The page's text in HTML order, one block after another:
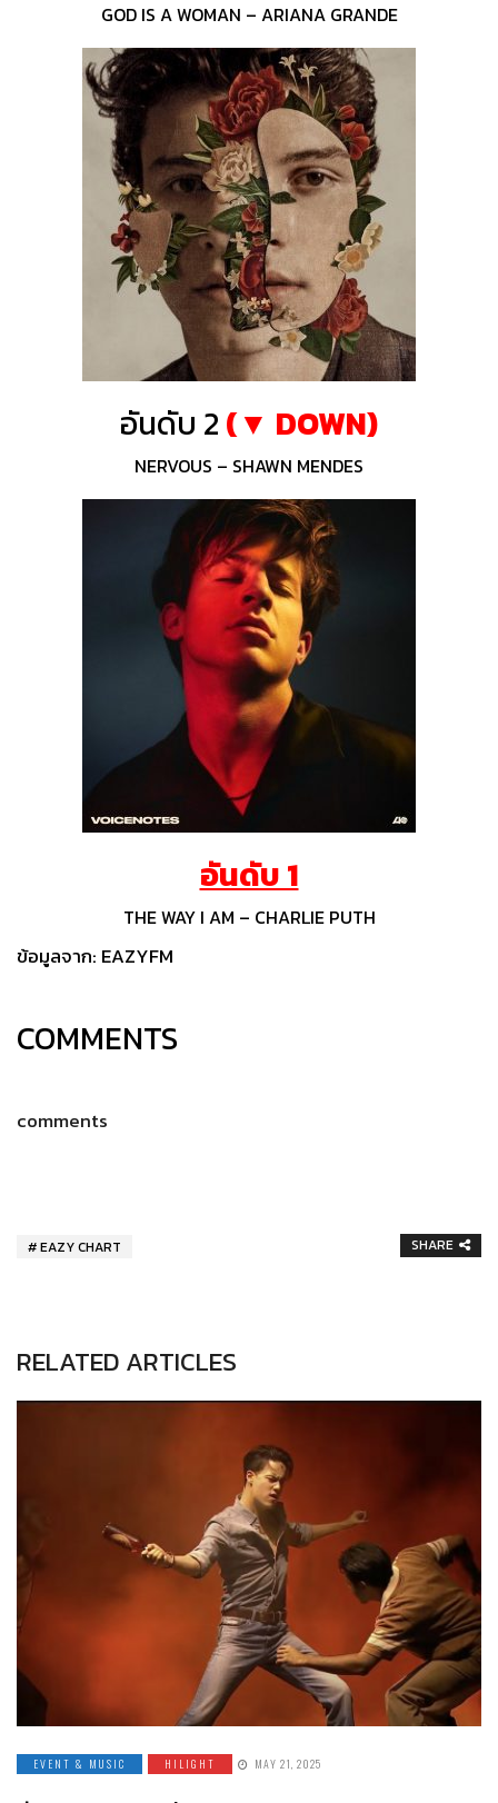
GOD IS A WOMAN – ARIANA GRANDE
อันดับ 2(▼ DOWN)
NERVOUS – SHAWN MENDES
อันดับ 1
THE WAY I AM – CHARLIE PUTH
ข้อมูลจาก: EAZYFM
COMMENTS
comments
EAZY CHART SHARE
RELATED ARTICLES
EVENT & MUSIC HILIGHT MAY 21, 2025